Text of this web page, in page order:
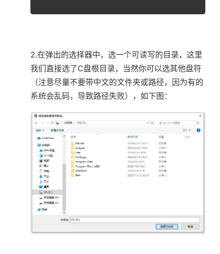
2.在弹出的选择器中，选一个可读写的目录，这里
我们直接选了C盘根目录，当然你可以选其他盘符
（注意尽量不要带中文的文件夹或路径，因为有的
系统会乱码，导致路径失败），如下图：